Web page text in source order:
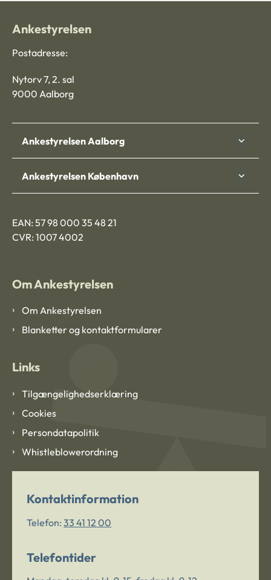
Ankestyrelsen
Postadresse:
Nytorv 7, 2. sal
9000 Aalborg
Ankestyrelsen Aalborg
Ankestyrelsen København
EAN: 57 98 000 35 48 21
CVR: 1007 4002
Om Ankestyrelsen
Om Ankestyrelsen
Blanketter og kontaktformularer
Links
Tilgængelighedserklæring
Cookies
Persondatapolitik
Whistleblowerordning
Kontaktinformation
Telefon: 33 41 12 00
Telefontider